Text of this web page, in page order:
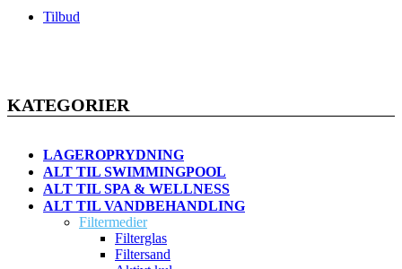
Tilbud
KATEGORIER
LAGEROPRYDNING
ALT TIL SWIMMINGPOOL
ALT TIL SPA & WELLNESS
ALT TIL VANDBEHANDLING
Filtermedier
Filterglas
Filtersand